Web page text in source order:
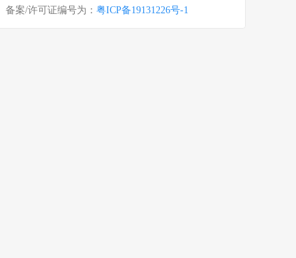
备案/许可证编号为： 粤ICP备19131226号-1